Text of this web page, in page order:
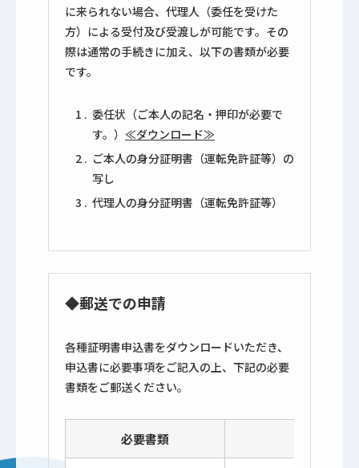
に来られない場合、代理人（委任を受けた
方）による受付及び受渡しが可能です。その
際は通常の手続きに加え、以下の書類が必要
です。
委任状（ご本人の記名・押印が必要で
す。） ≪ダウンロード≫
ご本人の身分証明書（運転免許証等）の
写し
代理人の身分証明書（運転免許証等）
◆郵送での申請
各種証明書申込書をダウンロードいただき、
申込書に必要事項をご記入の上、下記の必要
書類をご郵送ください。
必要書類